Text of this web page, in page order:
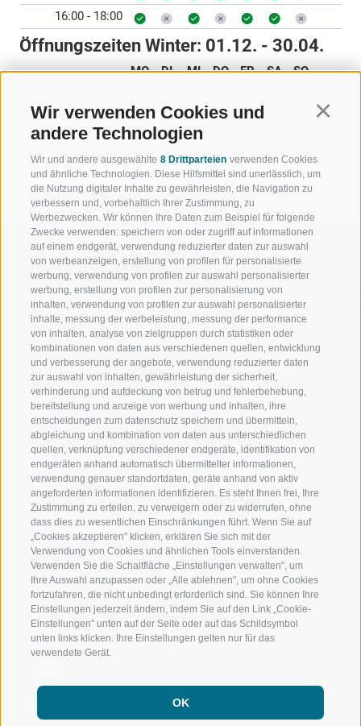
Wir verwenden Cookies und
andere Technologien
Wir und andere ausgewählte 8 Drittparteien verwenden Cookies
und ähnliche Technologien. Diese Hilfsmittel sind unerlässlich, um
die Nutzung digitaler Inhalte zu gewährleisten, die Navigation zu
verbessern und, vorbehaltlich Ihrer Zustimmung, zu
Werbezwecken. Wir können Ihre Daten zum Beispiel für folgende
Zwecke verwenden: speichern von oder zugriff auf informationen
auf einem endgerät, verwendung reduzierter daten zur auswahl
von werbeanzeigen, erstellung von profilen für personalisierte
werbung, verwendung von profilen zur auswahl personalisierter
werbung, erstellung von profilen zur personalisierung von
inhalten, verwendung von profilen zur auswahl personalisierter
inhalte, messung der werbeleistung, messung der performance
von inhalten, analyse von zielgruppen durch statistiken oder
kombinationen von daten aus verschiedenen quellen, entwicklung
und verbesserung der angebote, verwendung reduzierter daten
zur auswahl von inhalten, gewährleistung der sicherheit,
verhinderung und aufdeckung von betrug und fehlerbehebung,
bereitstellung und anzeige von werbung und inhalten, ihre
entscheidungen zum datenschutz speichern und übermitteln,
abgleichung und kombination von daten aus unterschiedlichen
quellen, verknüpfung verschiedener endgeräte, identifikation von
endgeräten anhand automatisch übermittelter informationen,
verwendung genauer standortdaten, geräte anhand von aktiv
angeforderten informationen identifizieren. Es steht Ihnen frei, Ihre
Zustimmung zu erteilen, zu verweigern oder zu widerrufen, ohne
dass dies zu wesentlichen Einschränkungen führt. Wenn Sie auf
„Cookies akzeptieren" klicken, erklären Sie sich mit der
Verwendung von Cookies und ähnlichen Tools einverstanden.
Verwenden Sie die Schaltfläche „Einstellungen verwalten", um
Ihre Auswahl anzupassen oder „Alle ablehnen", um ohne Cookies
fortzufahren, die nicht unbedingt erforderlich sind. Sie können Ihre
Einstellungen jederzeit ändern, indem Sie auf den Link „Cookie-
Einstellungen" unten auf der Seite oder auf das Schildsymbol
unten links klicken. Ihre Einstellungen gelten nur für das
verwendete Gerät.
OK
16:00 - 18:00
Öffnungszeiten Winter: 01.12. - 30.04.
MO DI MI DO FR SA
SO
15:00 - 18:00
ZURÜCK
WILLKOMMEN IN DER
FERIENREGION RATSCHINGS
JAUFENTAL
RATSCHINGS
RIDNAUNTAL
BERGBAHNEN
SKISCHULE RATSCHINGS
LUISL'S SKISCHULE IN RATSCHINGS
SPORT UND
MENGE
SKIFAHREN
WANDERN
HOCHALPINE
BIKEN
LANGLAUFEN
FOLGE UNS AUF SOCIAL MEDIA